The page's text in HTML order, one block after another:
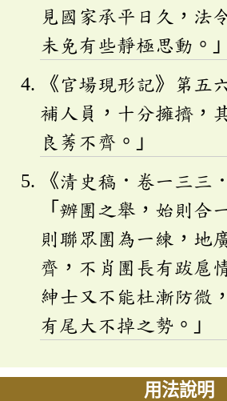
見國家承平日久，法
未免有些靜極思動。」
《官場現形記》第五
補人員，十分擁擠，
良莠不齊。」
《清史稿．卷一三三
「辦團之舉，始則合
則聯眾團為一練，地
齊，不肖團長有跋扈
紳士又不能杜漸防微
有尾大不掉之勢。」
用法說明